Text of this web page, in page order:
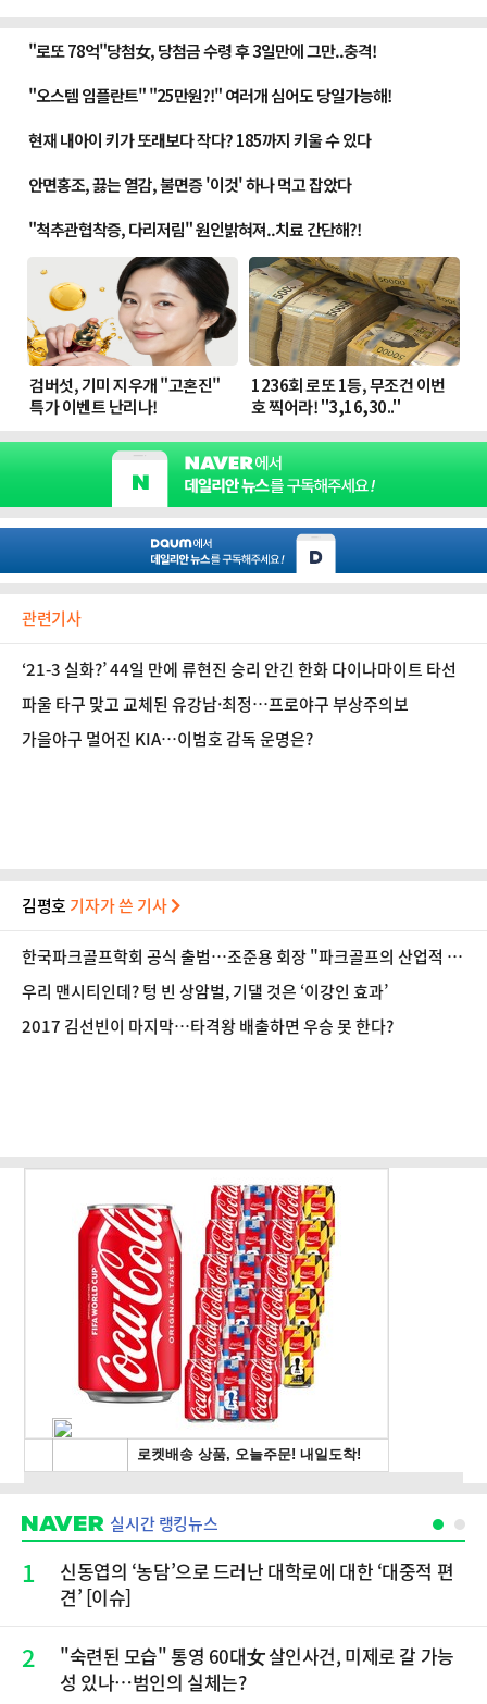
관련기사
‘21-3 실화?’ 44일 만에 류현진 승리 안긴 한화 다이나마이트 타선
파울 타구 맞고 교체된 유강남·최정…프로야구 부상주의보
가을야구 멀어진 KIA…이범호 감독 운명은?
김평호 기자가 쓴 기사
한국파크골프학회 공식 출범…조준용 회장 "파크골프의 산업적 성
장 돕겠다"
우리 맨시티인데? 텅 빈 상암벌, 기댈 것은 ‘이강인 효과’
2017 김선빈이 마지막…타격왕 배출하면 우승 못 한다?
실시간 랭킹뉴스
1
신동엽의 ‘농담’으로 드러난 대학로에 대한 ‘대중적 편
견’ [이슈]
2
"숙련된 모습" 통영 60대女 살인사건, 미제로 갈 가능
성 있나…범인의 실체는?